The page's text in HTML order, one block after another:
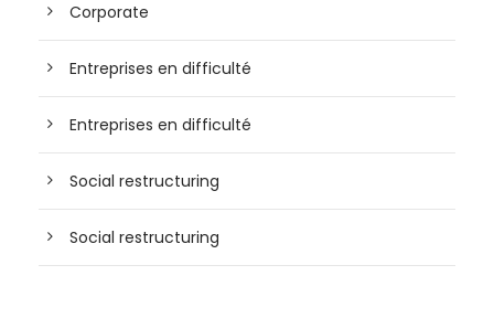
Corporate
Entreprises en difficulté
Entreprises en difficulté
Social restructuring
Social restructuring